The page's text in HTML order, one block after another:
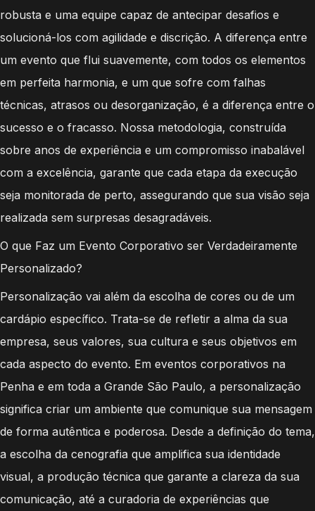
robusta e uma equipe capaz de antecipar desafios e
solucioná-los com agilidade e discrição. A diferença entre
um evento que flui suavemente, com todos os elementos
em perfeita harmonia, e um que sofre com falhas
técnicas, atrasos ou desorganização, é a diferença entre o
sucesso e o fracasso. Nossa metodologia, construída
sobre anos de experiência e um compromisso inabalável
com a excelência, garante que cada etapa da execução
seja monitorada de perto, assegurando que sua visão seja
realizada sem surpresas desagradáveis.
O que Faz um Evento Corporativo ser Verdadeiramente
Personalizado?
Personalização vai além da escolha de cores ou de um
cardápio específico. Trata-se de refletir a alma da sua
empresa, seus valores, sua cultura e seus objetivos em
cada aspecto do evento. Em eventos corporativos na
Penha e em toda a Grande São Paulo, a personalização
significa criar um ambiente que comunique sua mensagem
de forma autêntica e poderosa. Desde a definição do tema,
a escolha da cenografia que amplifica sua identidade
visual, a produção técnica que garante a clareza da sua
comunicação, até a curadoria de experiências que